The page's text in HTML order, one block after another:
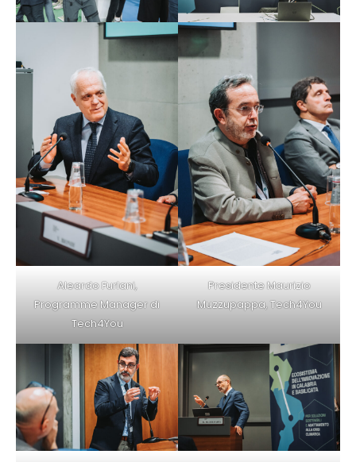
Aleardo Furlani,
Programme Manager di
Tech4You
Presidente Maurizio
Muzzupappa, Tech4You